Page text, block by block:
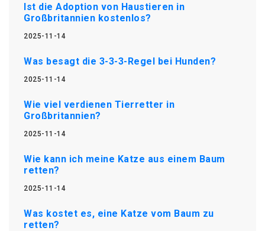
Ist die Adoption von Haustieren in
Großbritannien kostenlos?
2025-11-14
Was besagt die 3-3-3-Regel bei Hunden?
2025-11-14
Wie viel verdienen Tierretter in
Großbritannien?
2025-11-14
Wie kann ich meine Katze aus einem Baum
retten?
2025-11-14
Was kostet es, eine Katze vom Baum zu
retten?